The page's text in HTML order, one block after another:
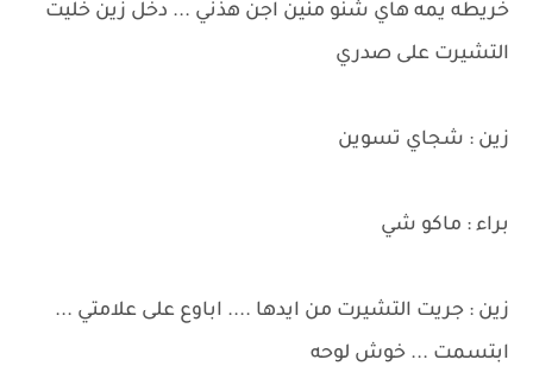
خريطه يمه هاي شنو منين اجن هذني ... دخل زين خليت
التشيرت على صدري
زين : شجاي تسوين
براء : ماكو شي
زين : جريت التشيرت من ايدها .... اباوع على علامتي ...
ابتسمت ... خوش لوحه